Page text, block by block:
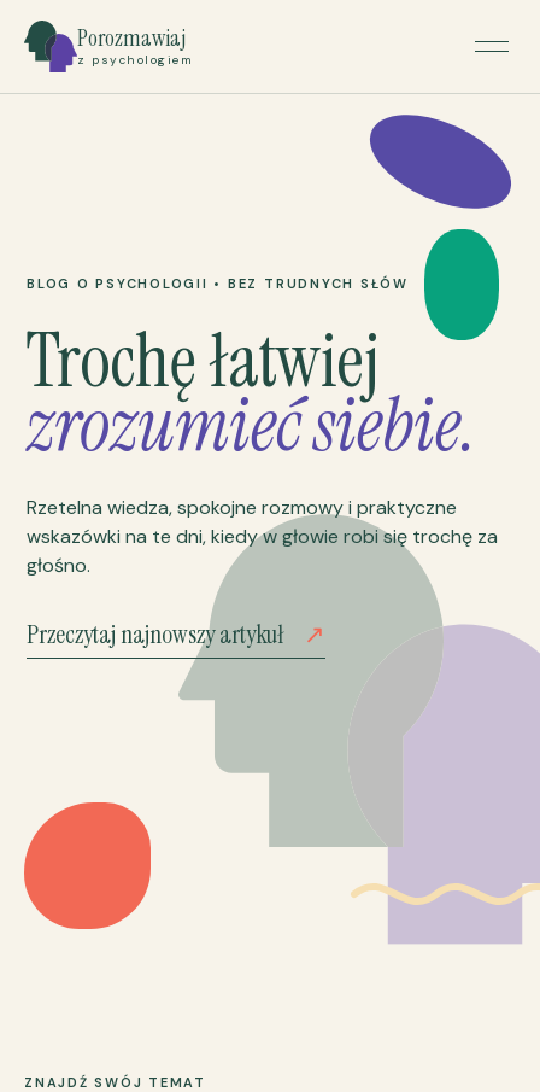
Porozmawiaj
z psychologiem
BLOG O PSYCHOLOGII • BEZ TRUDNYCH SŁÓW
Trochę łatwiej
zrozumieć siebie.
Rzetelna wiedza, spokojne rozmowy i praktyczne
wskazówki na te dni, kiedy w głowie robi się trochę za
głośno.
Przeczytaj najnowszy artykuł ↗
ZNAJDŹ SWÓJ TEMAT